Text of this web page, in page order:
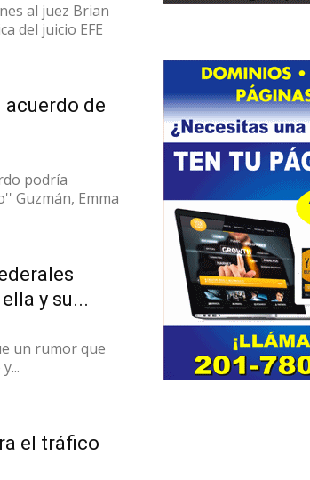
al juez Brian
del juicio EFE
acuerdo de
podría
Guzmán, Emma
y su...
un rumor que
el tráfico